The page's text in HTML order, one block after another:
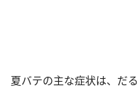
夏バテの主な症状は、だ